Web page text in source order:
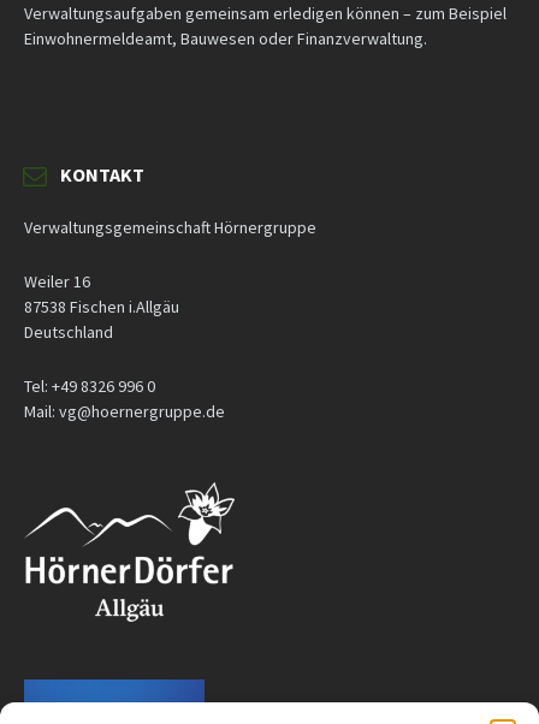
Verwaltungsaufgaben gemeinsam erledigen können – zum Beispiel
Einwohnermeldeamt, Bauwesen oder Finanzverwaltung.
KONTAKT
Verwaltungsgemeinschaft Hörnergruppe
Weiler 16
87538 Fischen i.Allgäu
Deutschland
Tel: +49 8326 996 0
Mail: vg@hoernergruppe.de